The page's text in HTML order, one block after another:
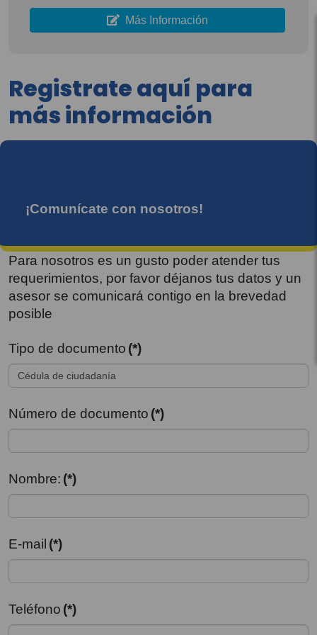
Más Información
Registrate aquí para
más información
¡Comunícate con nosotros!
Para nosotros es un gusto poder atender tus
requerimientos, por favor déjanos tus datos y un
asesor se comunicará contigo en la brevedad
posible
Tipo de documento (*)
Número de documento (*)
Nombre: (*)
E-mail (*)
Teléfono (*)